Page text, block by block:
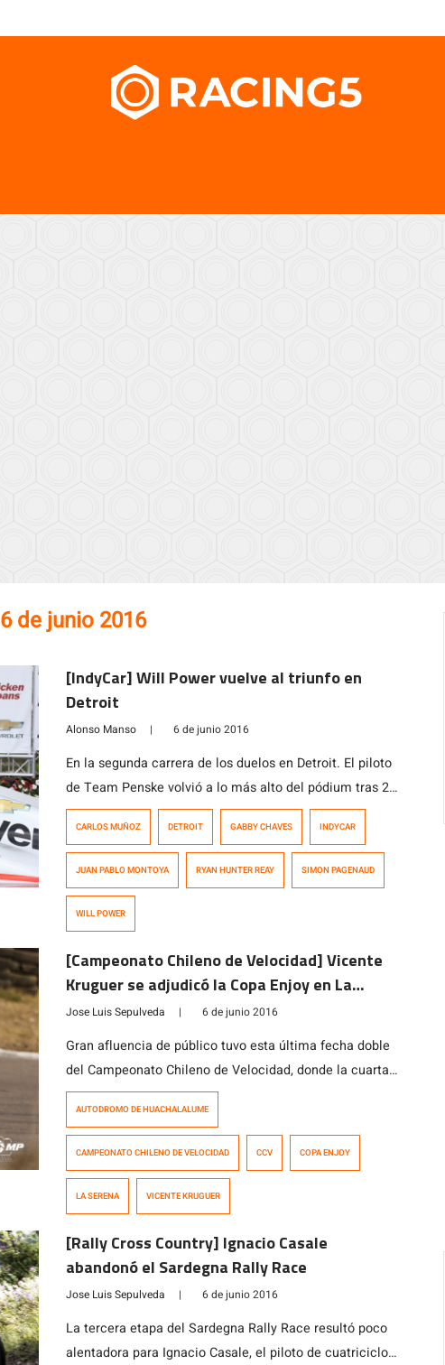
6 de junio 2016
[IndyCar] Will Power vuelve al triunfo en
Detroit
Alonso Manso | 6 de junio 2016
En la segunda carrera de los duelos en Detroit. El piloto
de Team Penske volvió a lo más alto del pódium tras 26
carreras sin ganar. En un día que empezó complicado
clasificación en lo que pudo haber […]
CARLOS MUÑOZ DETROIT GABBY CHAVES INDYCAR
JUAN PABLO MONTOYA RYAN HUNTER REAY SIMON PAGENAUD
WILL POWER
[Campeonato Chileno de Velocidad] Vicente
Kruguer se adjudicó la Copa Enjoy en La
Serena
Jose Luis Sepulveda | 6 de junio 2016
Gran afluencia de público tuvo esta última fecha doble
del Campeonato Chileno de Velocidad, donde la cuarta
región fue nuevamente la encargada de dar tribuna al
se llevó la preciada Copa Enjoy del torneo en la
categoría Sport […]
AUTODROMO DE HUACHALALUME
CAMPEONATO CHILENO DE VELOCIDAD CCV COPA ENJOY
LA SERENA VICENTE KRUGUER
[Rally Cross Country] Ignacio Casale
abandonó el Sardegna Rally Race
Jose Luis Sepulveda | 6 de junio 2016
La tercera etapa del Sardegna Rally Race resultó poco
alentadora para Ignacio Casale, el piloto de cuatriciclos